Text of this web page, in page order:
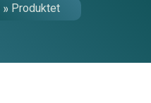
» Produktet